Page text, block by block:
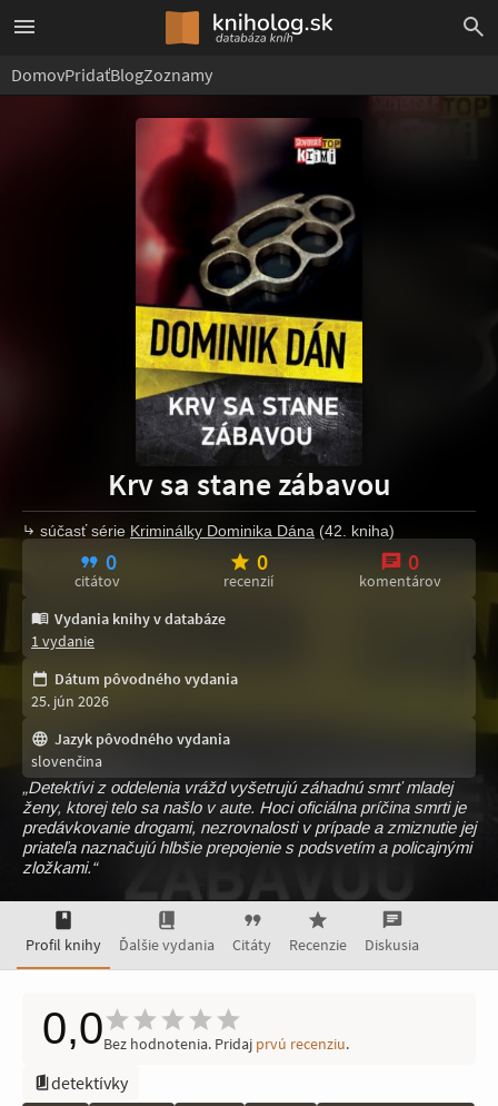
DomovPridaťBlogZoznamy
Krv sa stane zábavou
súčasť série Kriminálky Dominika Dána (42. kniha)
0
citátov
0
recenzií
0
komentárov
Vydania knihy v databáze
1 vydanie
Dátum pôvodného vydania
25. jún 2026
Jazyk pôvodného vydania
slovenčina
„Detektívi z oddelenia vrážd vyšetrujú záhadnú smrť mladej
ženy, ktorej telo sa našlo v aute. Hoci oficiálna príčina smrti je
predávkovanie drogami, nezrovnalosti v prípade a zmiznutie jej
priateľa naznačujú hlbšie prepojenie s podsvetím a policajnými
zložkami.“
Profil knihy Ďalšie vydania Citáty Recenzie Diskusia
0,0Bez hodnotenia. Pridaj prvú recenziu.
detektívky